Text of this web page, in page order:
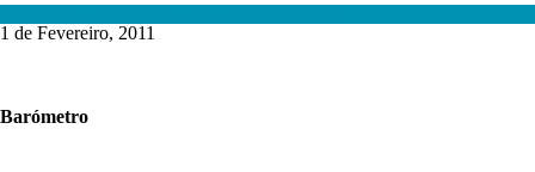
1 de Fevereiro, 2011
Barómetro